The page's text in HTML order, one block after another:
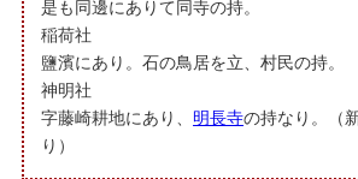
是も同邊にありて同寺の持。
稲荷社
鹽濱にあり。石の鳥居を立、村民の持。
神明社
字藤崎耕地にあり、 明長寺の持なり。（
り）